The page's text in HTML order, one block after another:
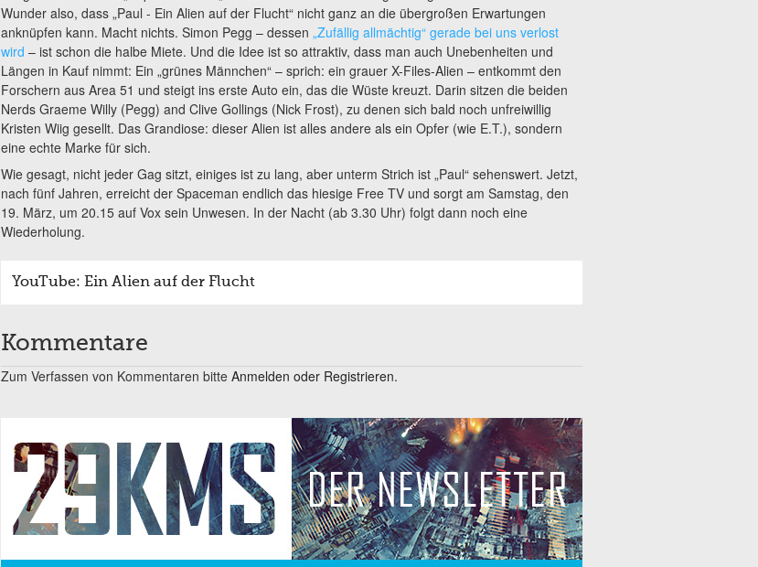
Wunder also, dass „Paul - Ein Alien auf der Flucht“ nicht ganz an die übergroßen Erwartungen
anknüpfen kann. Macht nichts. Simon Pegg – dessen „Zufällig allmächtig“ gerade bei uns verlost
wird – ist schon die halbe Miete. Und die Idee ist so attraktiv, dass man auch Unebenheiten und
Längen in Kauf nimmt: Ein „grünes Männchen“ – sprich: ein grauer X-Files-Alien – entkommt den
Forschern aus Area 51 und steigt ins erste Auto ein, das die Wüste kreuzt. Darin sitzen die beiden
Nerds Graeme Willy (Pegg) and Clive Gollings (Nick Frost), zu denen sich bald noch unfreiwillig
Kristen Wiig gesellt. Das Grandiose: dieser Alien ist alles andere als ein Opfer (wie E.T.), sondern
eine echte Marke für sich.
Wie gesagt, nicht jeder Gag sitzt, einiges ist zu lang, aber unterm Strich ist „Paul“ sehenswert. Jetzt,
nach fünf Jahren, erreicht der Spaceman endlich das hiesige Free TV und sorgt am Samstag, den
19. März, um 20.15 auf Vox sein Unwesen. In der Nacht (ab 3.30 Uhr) folgt dann noch eine
Wiederholung.
YouTube: Ein Alien auf der Flucht
Kommentare
Zum Verfassen von Kommentaren bitte Anmelden oder Registrieren.